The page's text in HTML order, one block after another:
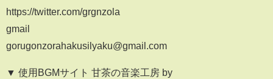
https://twitter.com/grgnzola
gmail
gorugonzorahakusilyaku@gmail.com
▼ 使用BGMサイト 甘茶の音楽工房 by